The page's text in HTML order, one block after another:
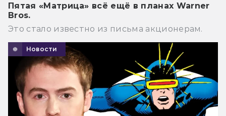
Пятая «Матрица» всё ещё в планах Warner
Bros.
Это стало известно из письма акционерам.
Новости